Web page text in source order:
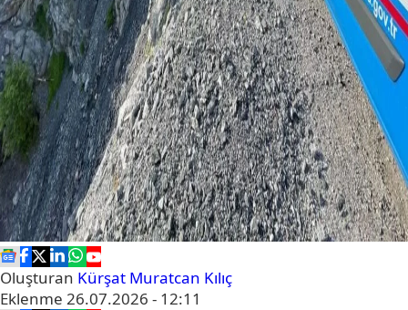
Oluşturan Kürşat Muratcan Kılıç
Eklenme 26.07.2026 - 12:11